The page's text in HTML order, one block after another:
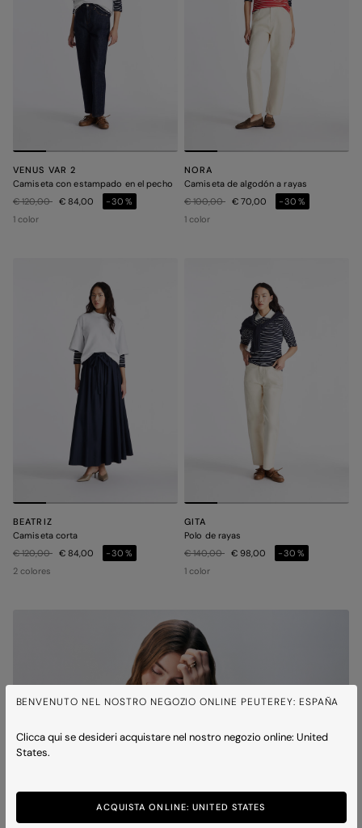
BENVENUTO NEL NOSTRO NEGOZIO ONLINE PEUTEREY: ESPAÑA
Clicca qui se desideri acquistare nel nostro negozio online: United
States.
ACQUISTA ONLINE: UNITED STATES
VENUS VAR 2
Camiseta con estampado en el pecho
Precio rebajado de
€ 120,00a € 84,00
-30%
1 color
NORA
Camiseta de algodón a rayas
Precio rebajado de
€ 100,00a € 70,00
-30%
1 color
BEATRIZ
Camiseta corta
Precio rebajado de
€ 120,00a € 84,00
-30%
2 colores
GITA
Polo de rayas
Precio rebajado de
€ 140,00a € 98,00
-30%
1 color